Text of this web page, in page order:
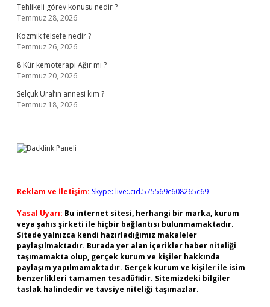
Tehlikeli görev konusu nedir ?
Temmuz 28, 2026
Kozmik felsefe nedir ?
Temmuz 26, 2026
8 Kür kemoterapi Ağır mı ?
Temmuz 20, 2026
Selçuk Ural’ın annesi kim ?
Temmuz 18, 2026
Reklam ve İletişim: Skype: live:.cid.575569c608265c69
Yasal Uyarı: Bu internet sitesi, herhangi bir marka, kurum
veya şahıs şirketi ile hiçbir bağlantısı bulunmamaktadır.
Sitede yalnızca kendi hazırladığımız makaleler
paylaşılmaktadır. Burada yer alan içerikler haber niteliği
taşımamakta olup, gerçek kurum ve kişiler hakkında
paylaşım yapılmamaktadır. Gerçek kurum ve kişiler ile isim
benzerlikleri tamamen tesadüfidir. Sitemizdeki bilgiler
taslak halindedir ve tavsiye niteliği taşımazlar.